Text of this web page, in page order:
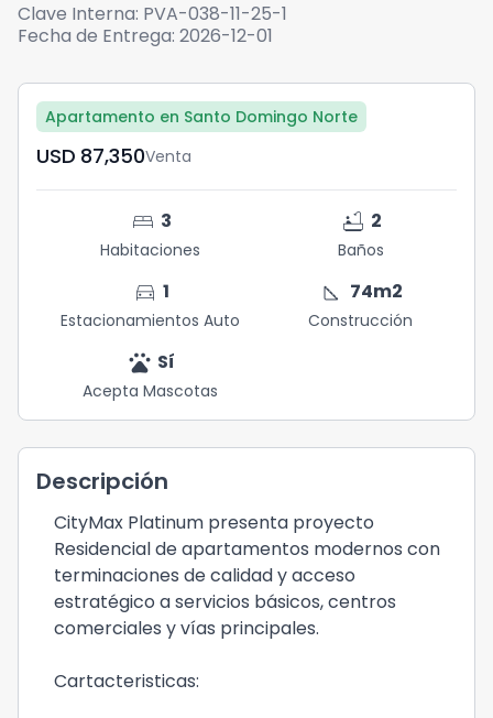
Clave Interna: PVA-038-11-25-1
Fecha de Entrega: 2026-12-01
Apartamento en Santo Domingo Norte
USD	87,350Venta
bed 3
Habitaciones
bathtub 2
Baños
directions_car 1
Estacionamientos Auto
square_foot 74m2
Construcción
pets Sí
Acepta Mascotas
Descripción
CityMax Platinum presenta proyecto
Residencial de apartamentos modernos con
terminaciones de calidad y acceso
estratégico a servicios básicos, centros
comerciales y vías principales.
Cartacteristicas: